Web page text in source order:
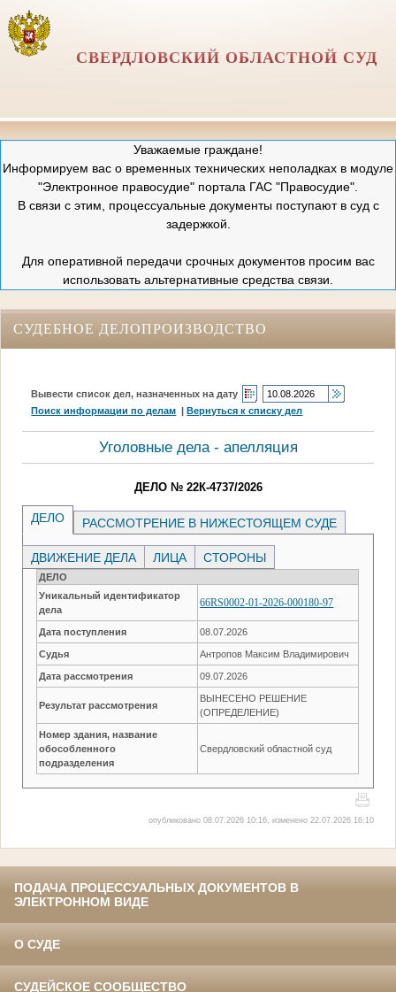
СВЕРДЛОВСКИЙ ОБЛАСТНОЙ СУД
Уважаемые граждане!
Информируем вас о временных технических неполадках в модуле
"Электронное правосудие" портала ГАС "Правосудие".
В связи с этим, процессуальные документы поступают в суд с
задержкой.
Для оперативной передачи срочных документов просим вас
использовать альтернативные средства связи.
СУДЕБНОЕ ДЕЛОПРОИЗВОДСТВО
Вывести список дел, назначенных на дату
Поиск информации по делам |Вернуться к списку дел
Уголовные дела - апелляция
ДЕЛО № 22К-4737/2026
ДЕЛО РАССМОТРЕНИЕ В НИЖЕСТОЯЩЕМ СУДЕ
ДВИЖЕНИЕ ДЕЛА ЛИЦА СТОРОНЫ
ДЕЛО
Уникальный идентификатор
дела
66RS0002-01-2026-000180-97
Дата поступления 08.07.2026
Судья Антропов Максим Владимирович
Дата рассмотрения 09.07.2026
Результат рассмотрения
ВЫНЕСЕНО РЕШЕНИЕ
(ОПРЕДЕЛЕНИЕ)
Номер здания, название
обособленного
подразделения
Свердловский областной суд
опубликовано 08.07.2026 10:16, изменено 22.07.2026 16:10
ПОДАЧА ПРОЦЕССУАЛЬНЫХ ДОКУМЕНТОВ В
ЭЛЕКТРОННОМ ВИДЕ
О СУДЕ
СУДЕЙСКОЕ СООБЩЕСТВО